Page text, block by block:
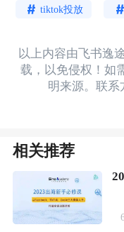
tiktok投放
以上内容由飞书逸
载，以免侵权！如
明来源。联系
相关推荐